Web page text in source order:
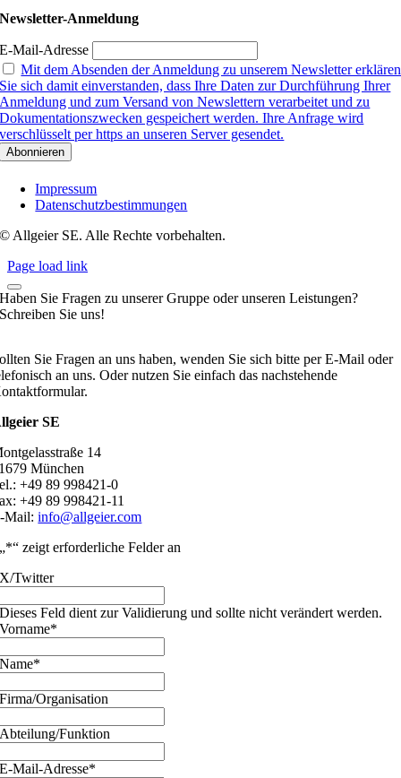
Newsletter-Anmeldung
E-Mail-Adresse
Mit dem Absenden der Anmeldung zu unserem Newsletter erklären
Sie sich damit einverstanden, dass Ihre Daten zur Durchführung Ihrer
Anmeldung und zum Versand von Newslettern verarbeitet und zu
Dokumentationszwecken gespeichert werden. Ihre Anfrage wird
verschlüsselt per https an unseren Server gesendet.
Impressum
Datenschutzbestimmungen
© Allgeier SE. Alle Rechte vorbehalten.
Page load link
Haben Sie Fragen zu unserer Gruppe oder unseren Leistungen?
Schreiben Sie uns!
Sie Fragen an uns haben, wenden Sie sich bitte per E-Mail oder
an uns. Oder nutzen Sie einfach das nachstehende
SE
14
München
+49 89 998421-0
+49 89 998421-11
Mail:info@allgeier.com
„*“ zeigt erforderliche Felder an
X/Twitter
Dieses Feld dient zur Validierung und sollte nicht verändert werden.
Vorname*
Name*
Firma/Organisation
Abteilung/Funktion
E-Mail-Adresse*